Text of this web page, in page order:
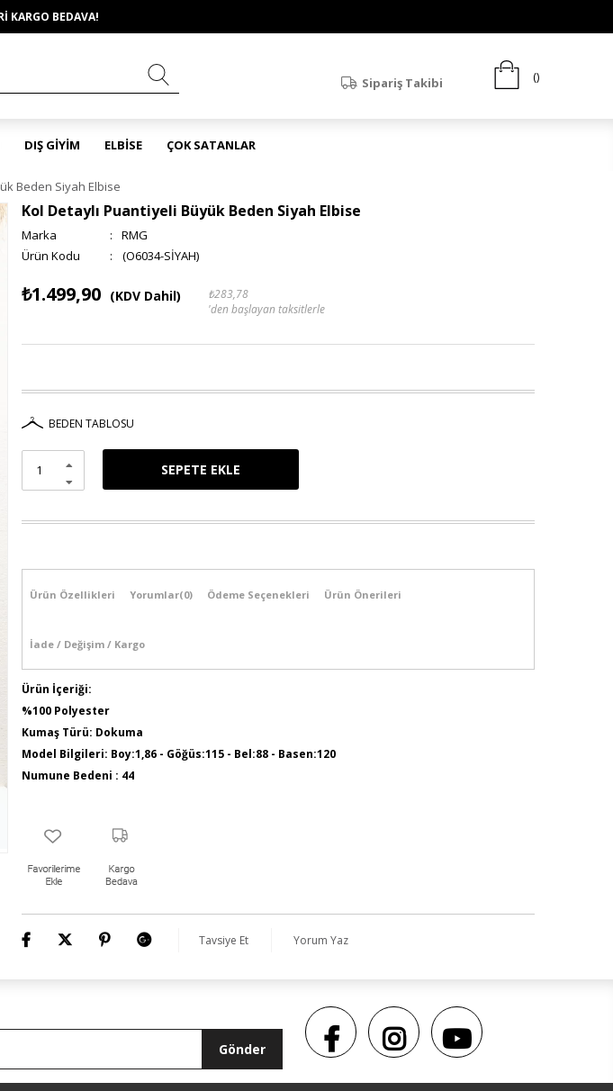
KARGO BEDAVA!
Sipariş Takibi
DIŞ GİYİM ELBİSE ÇOK SATANLAR
Beden Siyah Elbise
Kol Detaylı Puantiyeli Büyük Beden Siyah Elbise
Marka :
RMG
(O6034-SİYAH)
₺1.499,90 (KDV Dahil)
₺283,78
'den başlayan taksitlerle
BEDEN TABLOSU
Ürün Özellikleri Yorumlar(0) Ödeme Seçenekleri Ürün Önerileri
İade / Değişim / Kargo
Ürün İçeriği:
%100 Polyester
Kumaş Türü: Dokuma
Model Bilgileri: Boy:1,86 - Göğüs:115 - Bel:88 - Basen:120
Numune Bedeni : 44
Tavsiye Et Yorum Yaz
Gönder